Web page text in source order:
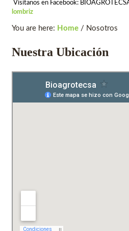
Visítanos en Facebook:
lombriz
You are here: Home / Nosotros
Nuestra Ubicación